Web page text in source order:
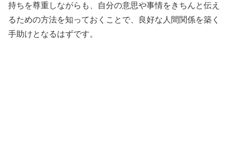
持ちを尊重しながらも、自分の意思や事情をきちんと伝え
るための方法を知っておくことで、良好な人間関係を築く
手助けとなるはずです。